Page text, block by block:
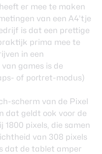
er mee te maken
van een A4’tje
is dat een prettige
prima mee te
in een
games is de
of portret-modus)
scherm van de Pixel
dat geldt ook voor de
1800 pixels, die samen
van 308 pixels
dat de tablet amper